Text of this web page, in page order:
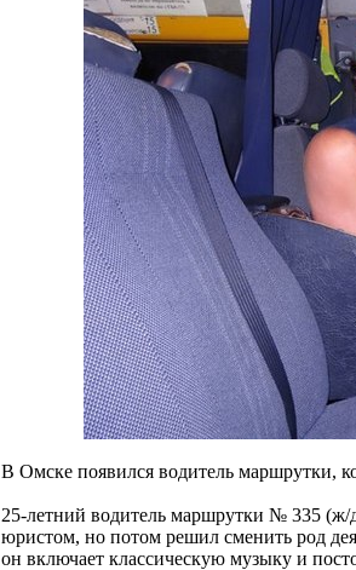
В Омске появился водитель маршрутки,
25-летний водитель маршрутки № 335 (ж/
юристом, но потом решил сменить род
он включает классическую музыку и